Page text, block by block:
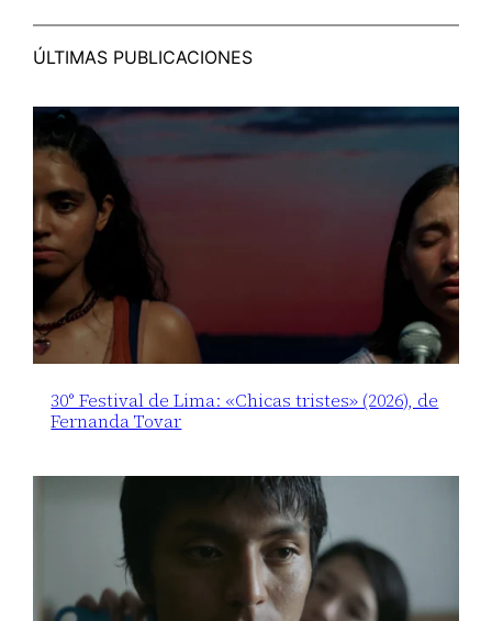
ÚLTIMAS PUBLICACIONES
30° Festival de Lima: «Chicas tristes» (2026), de
Fernanda Tovar